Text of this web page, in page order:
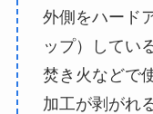
外側をハード
ップ）してい
焚き火などで
加工が剥がれ